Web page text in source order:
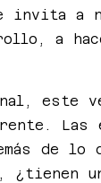
invita a
a
este
Las
de lo
¿tienen